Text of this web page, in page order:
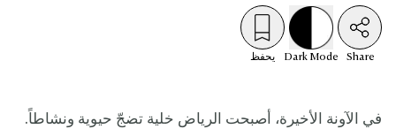
Share
Dark Mode يحفظ
في الآونة الأخيرة، أصبحت الرياض خلية تضجّ حيوية ونشاطاً.